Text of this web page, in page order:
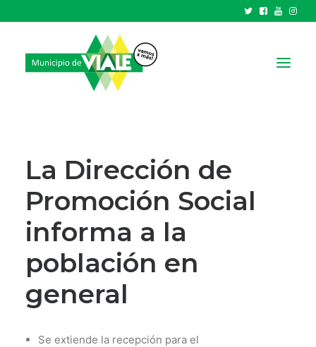
HCD
TRÁMITES Y SERVICIOS
CIUDAD
PARQUE INDUSTRIAL
RECAUDACIONES
La Dirección de
Promoción Social
informa a la
población en
general
Se extiende la recepción para el